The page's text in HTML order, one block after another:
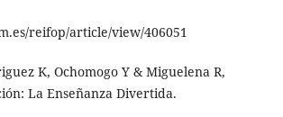
reifop/article/view/406051
K, Ochomogo Y & Miguelena R,
La Enseñanza Divertida.